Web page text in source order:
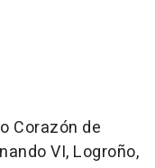
Corazón de
VI, Logroño,